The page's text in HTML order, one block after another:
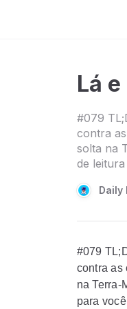
Lá
#079
contra
solta na
de
Daily
#079
contra as
na Terra-
para